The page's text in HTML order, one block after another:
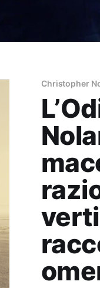
Christopher